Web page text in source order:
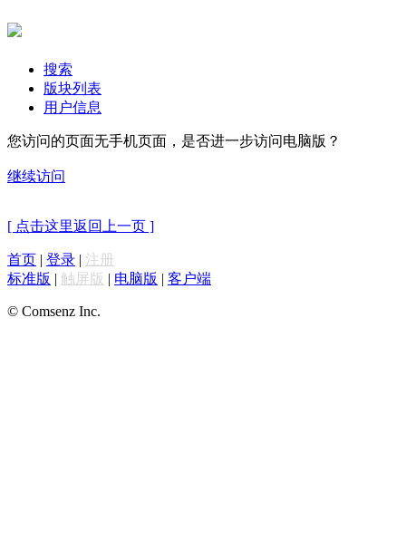
搜索
版块列表
用户信息
您访问的页面无手机页面，是否进一步访问电脑版？
继续访问
[ 点击这里返回上一页 ]
首页 | 登录 | 注册
标准版 | 触屏版 | 电脑版 | 客户端
© Comsenz Inc.